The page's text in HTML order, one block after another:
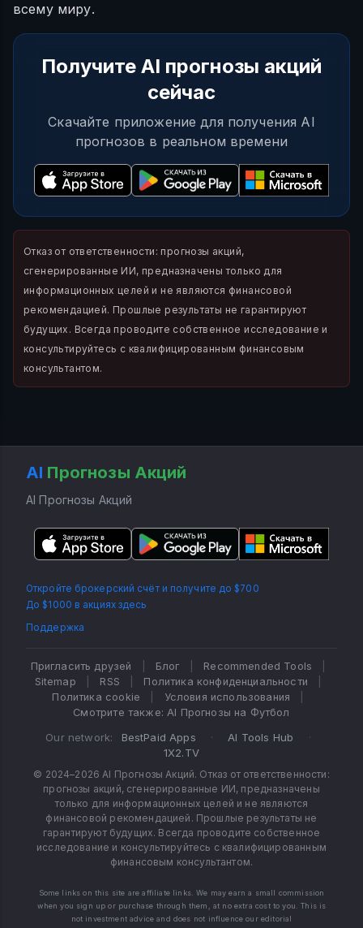
всему миру.
Получите AI прогнозы акций
сейчас
Скачайте приложение для получения AI
прогнозов в реальном времени
Отказ от ответственности: прогнозы акций,
сгенерированные ИИ, предназначены только для
информационных целей и не являются финансовой
рекомендацией. Прошлые результаты не гарантируют
будущих. Всегда проводите собственное исследование и
консультируйтесь с квалифицированным финансовым
консультантом.
AI Прогнозы Акций
AI Прогнозы Акций
Откройте брокерский счёт и получите до $700
До $1000 в акциях здесь
Поддержка
Пригласить друзей Блог Recommended Tools
Sitemap
RSS Политика конфиденциальности
Политика cookie
Условия использования
Смотрите также: AI Прогнозы на Футбол
Our network: BestPaid Apps · AI Tools Hub
·
1X2.TV
© 2024–2026 AI Прогнозы Акций. Отказ от ответственности:
прогнозы акций, сгенерированные ИИ, предназначены
только для информационных целей и не являются
финансовой рекомендацией. Прошлые результаты не
гарантируют будущих. Всегда проводите собственное
исследование и консультируйтесь с квалифицированным
финансовым консультантом.
Some links on this site are affiliate links. We may earn a small commission
when you sign up or purchase through them, at no extra cost to you. This is
not investment advice and does not influence our editorial